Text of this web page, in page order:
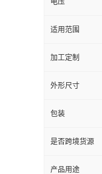
电压
适用范围
加工定制
外形尺寸
包装
是否跨境货源
产品用途